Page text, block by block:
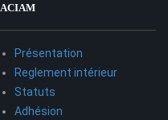
ACIAM
Présentation
Reglement intérieur
Statuts
Adhésion